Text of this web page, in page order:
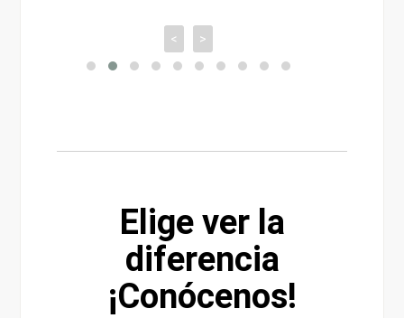
< >
Elige ver la
diferencia
¡Conócenos!